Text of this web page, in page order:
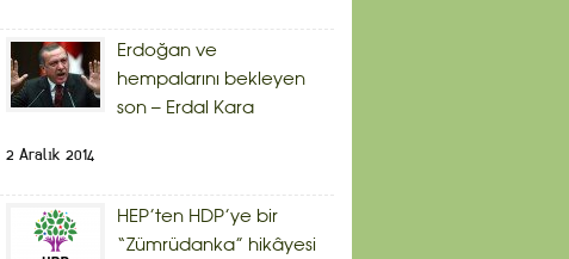
Erdoğan ve
hempalarını bekleyen
son – Erdal Kara
2 Aralık 2014
HEP’ten HDP’ye bir
“Zümrüdanka” hikâyesi